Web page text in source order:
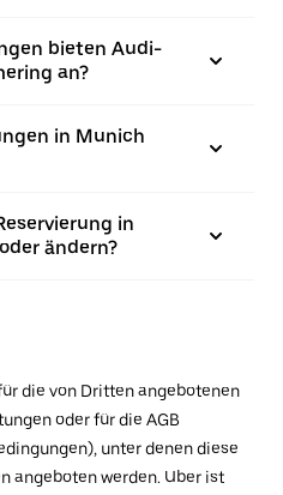
bieten Audi-
an?
in Munich
in
ändern?
die von Dritten angebotenen
oder für die AGB
unter denen diese
angeboten werden. Uber ist